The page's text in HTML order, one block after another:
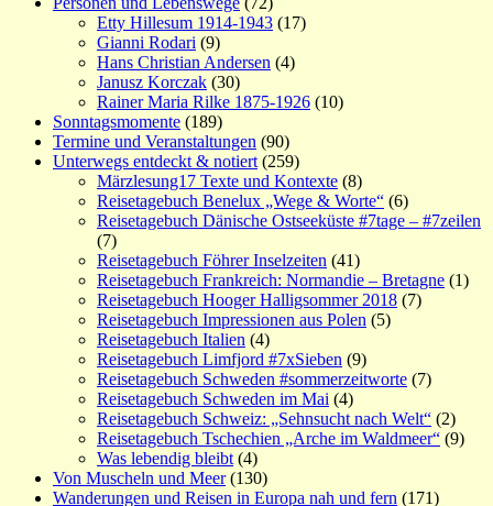
Etty Hillesum 1914-1943 (17)
Gianni Rodari (9)
Hans Christian Andersen (4)
Janusz Korczak (30)
Rainer Maria Rilke 1875-1926 (10)
Sonntagsmomente (189)
Termine und Veranstaltungen (90)
Unterwegs entdeckt & notiert(259)
Märzlesung17 Texte und Kontexte (8)
Reisetagebuch Benelux „Wege & Worte“ (6)
Reisetagebuch Dänische Ostseeküste #7tage – #7zeilen
(7)
Reisetagebuch Föhrer Inselzeiten (41)
Reisetagebuch Frankreich: Normandie – Bretagne (1)
Reisetagebuch Hooger Halligsommer 2018 (7)
Reisetagebuch Impressionen aus Polen (5)
Reisetagebuch Italien (4)
Reisetagebuch Limfjord #7xSieben (9)
Reisetagebuch Schweden #sommerzeitworte (7)
Reisetagebuch Schweden im Mai (4)
Reisetagebuch Schweiz: „Sehnsucht nach Welt“ (2)
Reisetagebuch Tschechien „Arche im Waldmeer“ (9)
Was lebendig bleibt(4)
Von Muscheln und Meer(130)
Wanderungen und Reisen in Europa nah und fern (171)